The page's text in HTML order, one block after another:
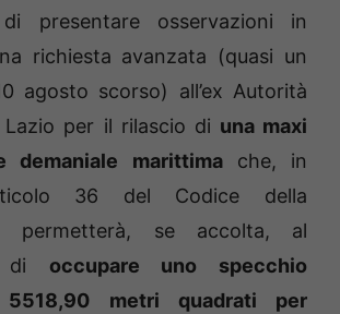
presentare osservazioni in
richiesta avanzata (quasi un
agosto scorso) all’ex Autorità
per il rilascio di una maxi
demaniale marittimache, in
36 del Codice della
permetterà, se accolta, al
di occupare uno specchio
metri quadrati per